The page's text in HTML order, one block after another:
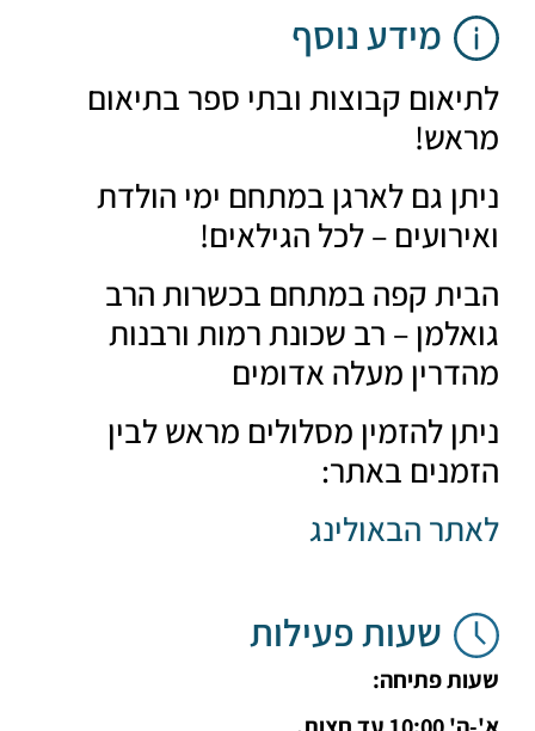
מידע נוסף
קבוצות ובתי ספר בתיאום
גם לארגן במתחם ימי הולדת
– לכל הגילאים!
קפה במתחם בכשרות הרב
– רב שכונת רמות ורבנות
מעלה אדומים
להזמין מסלולים מראש לבין
באתר:
הבאולינג
שעות פעילות
פתיחה: